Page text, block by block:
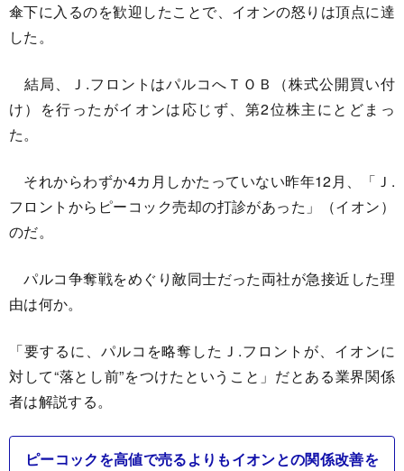
傘下に入るのを歓迎したことで、イオンの怒りは頂点に達
した。
結局、Ｊ.フロントはパルコへＴＯＢ（株式公開買い付
け）を行ったがイオンは応じず、第2位株主にとどまっ
た。
それからわずか4カ月しかたっていない昨年12月、「Ｊ.
フロントからピーコック売却の打診があった」（イオン）
のだ。
パルコ争奪戦をめぐり敵同士だった両社が急接近した理
由は何か。
「要するに、パルコを略奪したＪ.フロントが、イオンに
対して“落とし前”をつけたということ」だとある業界関係
者は解説する。
ピーコックを高値で売るよりもイオンとの関係改善を